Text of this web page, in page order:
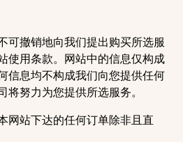
可撤销地向我们提出购买所选服
使用条款。网站中的信息仅构成
信息均不构成我们向您提供任何
努力为您提供所选服务。
网站下达的任何订单除非且直